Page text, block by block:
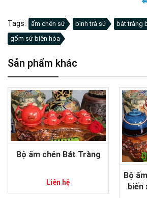
Tags: ấm chén sứ bình trà sứ
bát tràng
gốm sứ biên hòa
Sản phẩm khác
Bộ ấm chén Bát Tràng
Liên hệ
Bộ
biến